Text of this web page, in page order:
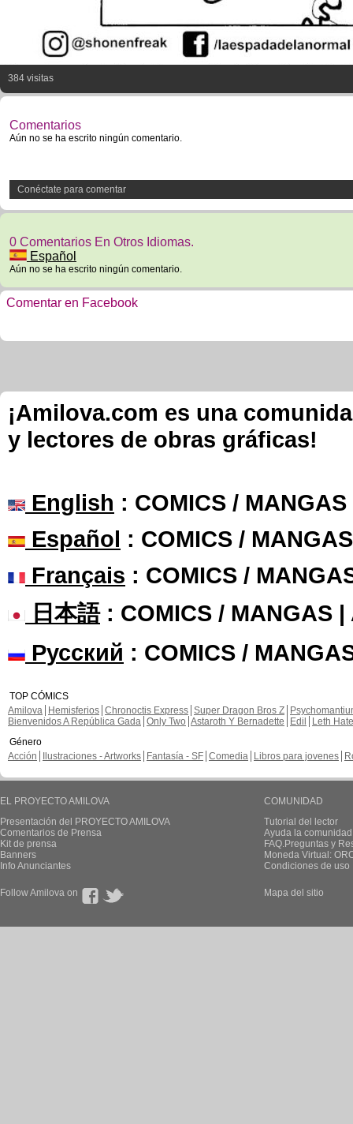
384 visitas
Comentarios
Aún no se ha escrito ningún comentario.
Conéctate para comentar
0 Comentarios En Otros Idiomas.
Español
Aún no se ha escrito ningún comentario.
Comentar en Facebook
¡Amilova.com es una
y lectores de obras gráficas!
English : COMICS /
Español : COMICS /
Français : COMICS /
日本語: COMICS / MANGAS |
Русский : COMICS /
TOP CÓMICS
Amilova
Hemisferios Chronoctis Express Super Dragon Bros Z
Bienvenidos A República Gada Only Two Astaroth Y Bernadette Edil
Leth Hate
Género
Acción
Ilustraciones - Artworks Fantasía - SF Comedia Libros para jovenes
EL PROYECTO AMILOVA
Presentación del PROYECTO AMILOVA
Comentarios de Prensa
Kit de prensa
Banners
Info Anunciantes
COMUNIDAD
Tutorial del lector
Ayuda la
FAQ.Preguntas y
Moneda Virtual:
Condiciones de uso
Follow Amilova on Mapa del sitio